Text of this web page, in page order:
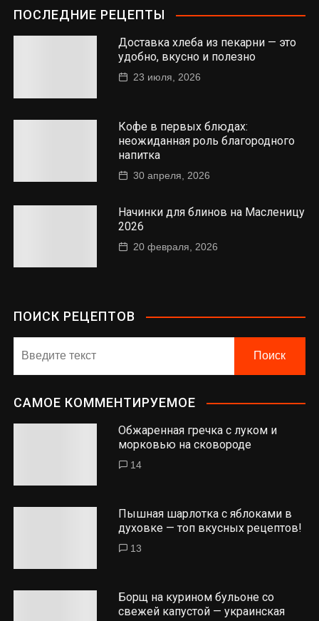
ПОСЛЕДНИЕ РЕЦЕПТЫ
Доставка хлеба из пекарни — это
удобно, вкусно и полезно
23 июля, 2026
Кофе в первых блюдах:
неожиданная роль благородного
напитка
30 апреля, 2026
Начинки для блинов на Масленицу
2026
20 февраля, 2026
ПОИСК РЕЦЕПТОВ
САМОЕ КОММЕНТИРУЕМОЕ
Обжаренная гречка с луком и
морковью на сковороде
14
Пышная шарлотка с яблоками в
духовке — топ вкусных рецептов!
13
Борщ на курином бульоне со
свежей капустой — украинская